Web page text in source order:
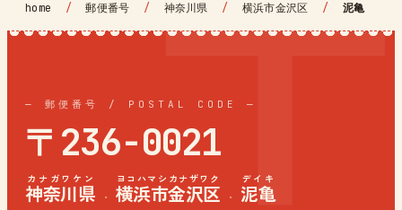
home / 郵便番号 / 神奈川県 / 横浜市金沢区 / 泥亀
— 郵便番号 / POSTAL CODE —
〒236-0021
神奈川県
カナガワケン
· 横浜市金沢区
ヨコハマシカナザワク
· 泥亀
デイキ